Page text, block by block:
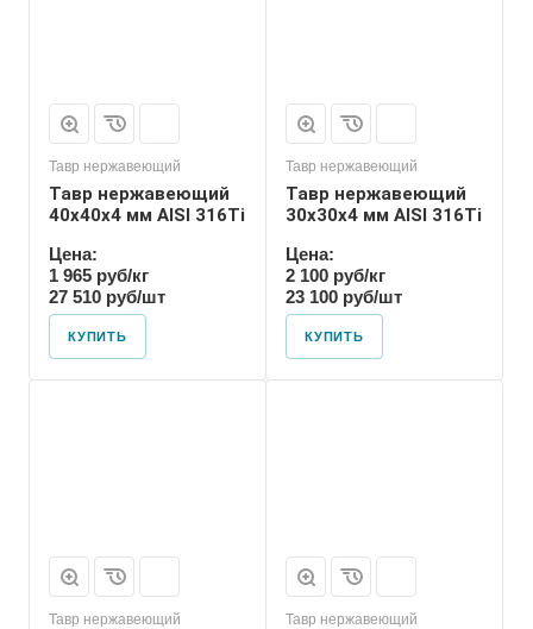
Тавр нержавеющий
Тавр нержавеющий
40х40х4 мм AISI 316Ti
Цена:
1 965 руб/кг
27 510 руб/шт
КУПИТЬ
Тавр нержавеющий
Тавр нержавеющий
30х30х4 мм AISI 316Ti
Цена:
2 100 руб/кг
23 100 руб/шт
КУПИТЬ
Тавр нержавеющий Тавр нержавеющий